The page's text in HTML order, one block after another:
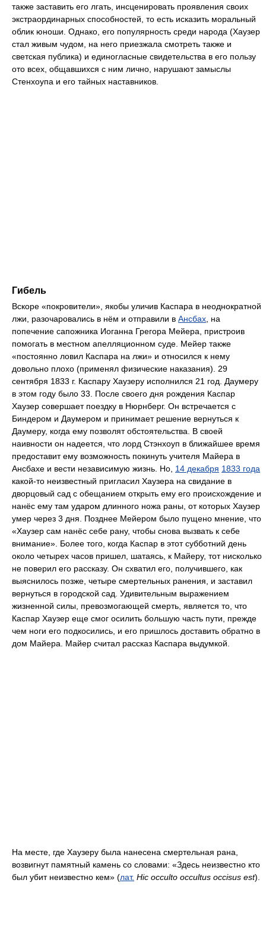
также заставить его лгать, инсценировать проявления своих
экстраординарных способностей, то есть исказить моральный
облик юноши. Однако, его популярность среди народа (Хаузер
стал живым чудом, на него приезжала смотреть также и
светская публика) и единогласные свидетельства в его пользу
ото всех, общавшихся с ним лично, нарушают замыслы
Стенхоупа и его тайных наставников.
Гибель
Вскоре «покровители», якобы уличив Каспара в неоднократной
лжи, разочаровались в нём и отправили в Ансбах , на
попечение сапожника Иоганна Грегора Мейера, пристроив
помогать в местном апелляционном суде. Мейер также
«постоянно ловил Каспара на лжи» и относился к нему
довольно плохо (применял физические наказания). 29
сентября 1833 г. Каспару Хаузеру исполнился 21 год. Даумеру
в этом году было 33. После своего дня рождения Каспар
Хаузер совершает поездку в Нюрнберг. Он встречается с
Биндером и Даумером и принимает решение вернуться к
Даумеру, когда ему позволят обстоятельства. В своей
наивности он надеется, что лорд Стэнхоуп в ближайшее время
предоставит ему возможность покинуть учителя Майера в
Ансбахе и вести независимую жизнь. Но, 14 декабря 1833 года
какой-то неизвестный пригласил Хаузера на свидание в
дворцовый сад с обещанием открыть ему его происхождение и
нанёс ему там ударом длинного ножа раны, от которых Хаузер
умер через 3 дня. Позднее Мейером было пущено мнение, что
«Хаузер сам нанёс себе рану, чтобы снова вызвать к себе
внимание». Более того, когда Каспар в этот субботний день
около четырех часов пришел, шатаясь, к Майеру, тот нисколько
не поверил его рассказу. Он схватил его, получившего, как
выяснилось позже, четыре смертельных ранения, и заставил
вернуться в городской сад. Удивительным выражением
жизненной силы, превозмогающей смерть, является то, что
Каспар Хаузер еще смог осилить большую часть пути, прежде
чем ноги его подкосились, и его пришлось доставить обратно в
дом Майера. Майер считал рассказ Каспара выдумкой.
На месте, где Хаузеру была нанесена смертельная рана,
возвигнут памятный камень со словами: «Здесь неизвестно кто
был убит неизвестно кем» (лат. Hic occulto occultus occisus est).